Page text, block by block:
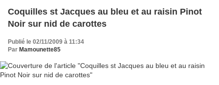
Coquilles st Jacques au bleu et au raisin Pinot
Noir sur nid de carottes
Publié le 02/11/2009 à 11:34
Par Mamounette85